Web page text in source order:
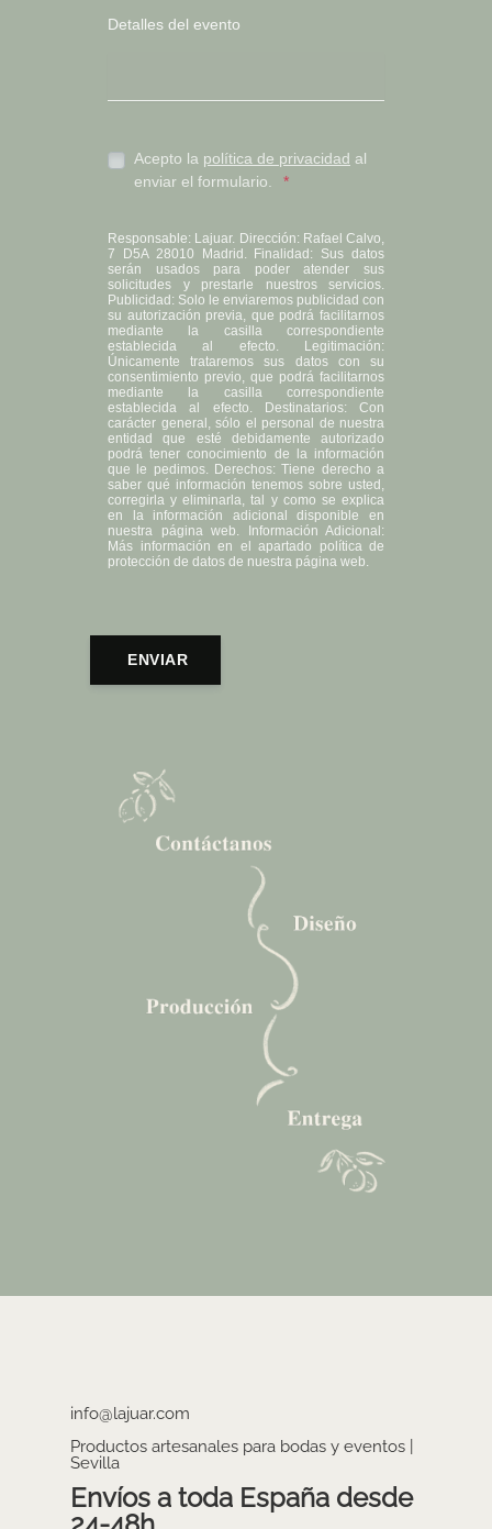
info@lajuar.com
Productos artesanales para bodas y eventos |
Sevilla
Envíos a toda España desde